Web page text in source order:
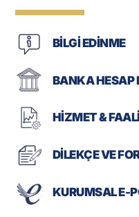
BİLGİ EDİNME
BANKA HESAP
HİZMET &
DİLEKÇE VE
KURUMSAL E-